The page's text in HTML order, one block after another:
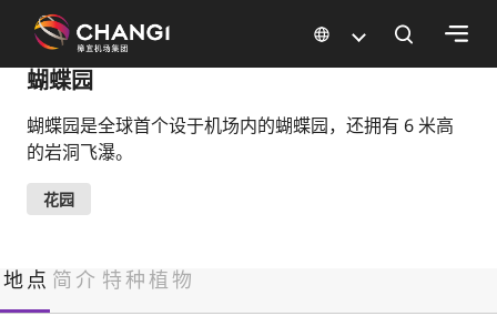
所
有
樟
宜
站:
蝴蝶园
蝴蝶园是全球首个设于机场内的蝴蝶园，还拥有 6 米高
的岩洞飞瀑。
花园
地点 简介 特种植物